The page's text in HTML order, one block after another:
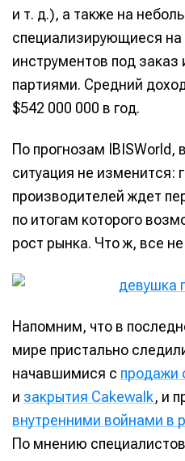
и т. д.), а также на
специализирующиеся на
инструментов под
партиями. Средний
$542 000 000 в год.
По прогнозам IBISWorld,
ситуация не изменится:
производителей ждет
по итогам которого
рост рынка. Что ж, все не
Напомним, что в
мире пристально
начавшимися с продажи
и закрытия Cakewalk, и
внутренними войнами в
По мнению